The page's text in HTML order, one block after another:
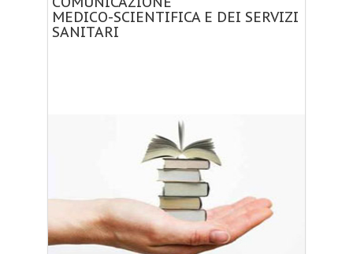
MEDICO-SCIENTIFICA E DEI SERVIZI
SANITARI